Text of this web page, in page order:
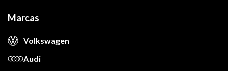
Marcas
Volkswagen
Audi